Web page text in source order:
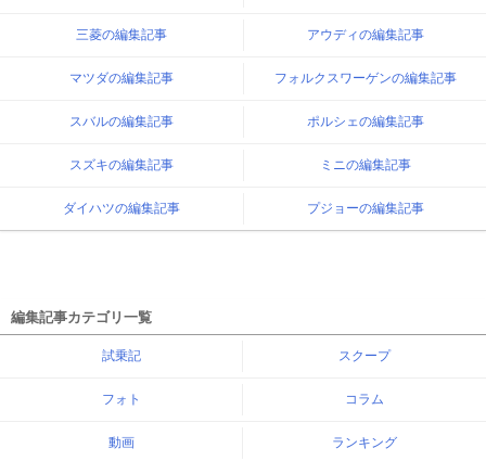
三菱の編集記事 アウディの編集記事
マツダの編集記事 フォルクスワーゲンの編集記事
スバルの編集記事 ポルシェの編集記事
スズキの編集記事 ミニの編集記事
ダイハツの編集記事 プジョーの編集記事
編集記事カテゴリ一覧
試乗記 スクープ
フォト コラム
動画 ランキング